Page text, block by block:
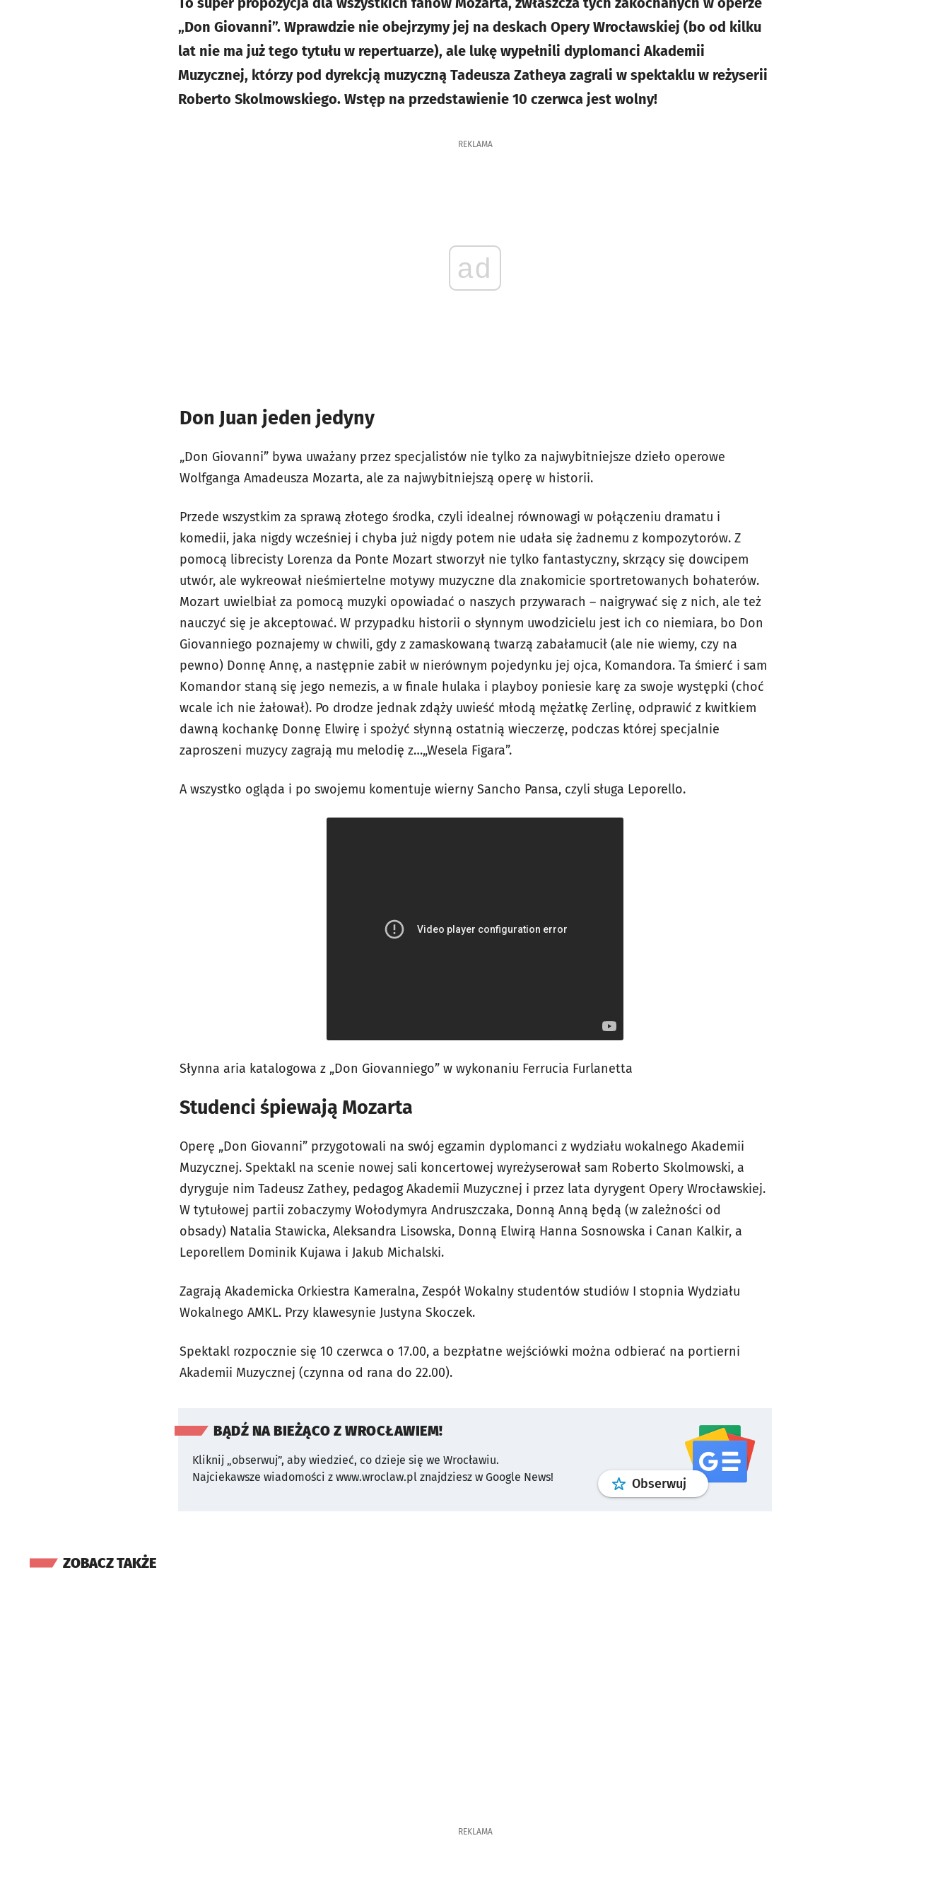
„Don Giovanni”. Wprawdzie nie obejrzymy jej na deskach Opery Wrocławskiej (bo od kilku
lat nie ma już tego tytułu w repertuarze), ale lukę wypełnili dyplomanci Akademii
Muzycznej, którzy pod dyrekcją muzyczną Tadeusza Zatheya zagrali w spektaklu w reżyserii
Roberto Skolmowskiego. Wstęp na przedstawienie 10 czerwca jest wolny!
REKLAMA
ad
Don Juan jeden jedyny
„Don Giovanni” bywa uważany przez specjalistów nie tylko za najwybitniejsze dzieło operowe
Wolfganga Amadeusza Mozarta, ale za najwybitniejszą operę w historii.
Przede wszystkim za sprawą złotego środka, czyli idealnej równowagi w połączeniu dramatu i
komedii, jaka nigdy wcześniej i chyba już nigdy potem nie udała się żadnemu z kompozytorów. Z
pomocą librecisty Lorenza da Ponte Mozart stworzył nie tylko fantastyczny, skrzący się dowcipem
utwór, ale wykreował nieśmiertelne motywy muzyczne dla znakomicie sportretowanych bohaterów.
Mozart uwielbiał za pomocą muzyki opowiadać o naszych przywarach – naigrywać się z nich, ale też
nauczyć się je akceptować. W przypadku historii o słynnym uwodzicielu jest ich co niemiara, bo Don
Giovanniego poznajemy w chwili, gdy z zamaskowaną twarzą zabałamucił (ale nie wiemy, czy na
pewno) Donnę Annę, a następnie zabił w nierównym pojedynku jej ojca, Komandora. Ta śmierć i sam
Komandor staną się jego nemezis, a w finale hulaka i playboy poniesie karę za swoje występki (choć
wcale ich nie żałował). Po drodze jednak zdąży uwieść młodą mężatkę Zerlinę, odprawić z kwitkiem
dawną kochankę Donnę Elwirę i spożyć słynną ostatnią wieczerzę, podczas której specjalnie
zaproszeni muzycy zagrają mu melodię z…„Wesela Figara”.
A wszystko ogląda i po swojemu komentuje wierny Sancho Pansa, czyli sługa Leporello.
Słynna aria katalogowa z „Don Giovanniego” w wykonaniu Ferrucia Furlanetta
Studenci śpiewają Mozarta
Operę „Don Giovanni” przygotowali na swój egzamin dyplomanci z wydziału wokalnego Akademii
Muzycznej. Spektakl na scenie nowej sali koncertowej wyreżyserował sam Roberto Skolmowski, a
dyryguje nim Tadeusz Zathey, pedagog Akademii Muzycznej i przez lata dyrygent Opery Wrocławskiej.
W tytułowej partii zobaczymy Wołodymyra Andruszczaka, Donną Anną będą (w zależności od
obsady) Natalia Stawicka, Aleksandra Lisowska, Donną Elwirą Hanna Sosnowska i Canan Kalkir, a
Leporellem Dominik Kujawa i Jakub Michalski.
Zagrają Akademicka Orkiestra Kameralna, Zespół Wokalny studentów studiów I stopnia Wydziału
Wokalnego AMKL. Przy klawesynie Justyna Skoczek.
Spektakl rozpocznie się 10 czerwca o 17.00, a bezpłatne wejściówki można odbierać na portierni
Akademii Muzycznej (czynna od rana do 22.00).
BĄDŹ NA BIEŻĄCO Z WROCŁAWIEM!
Kliknij „obserwuj”, aby wiedzieć, co dzieje się we Wrocławiu.
Najciekawsze wiadomości z www.wroclaw.pl znajdziesz w Google News!
Obserwuj profilgoogle news
ZOBACZ TAKŻE
REKLAMA